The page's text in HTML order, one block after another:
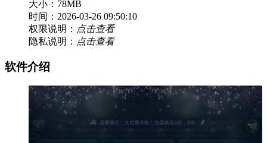
大小：78MB
时间：2026-03-26 09:50:10
权限说明： 点击查看
隐私说明： 点击查看
软件介绍